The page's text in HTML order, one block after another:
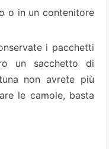
o in un contenitore
i pacchetti
un sacchetto di
non avrete più
le camole, basta